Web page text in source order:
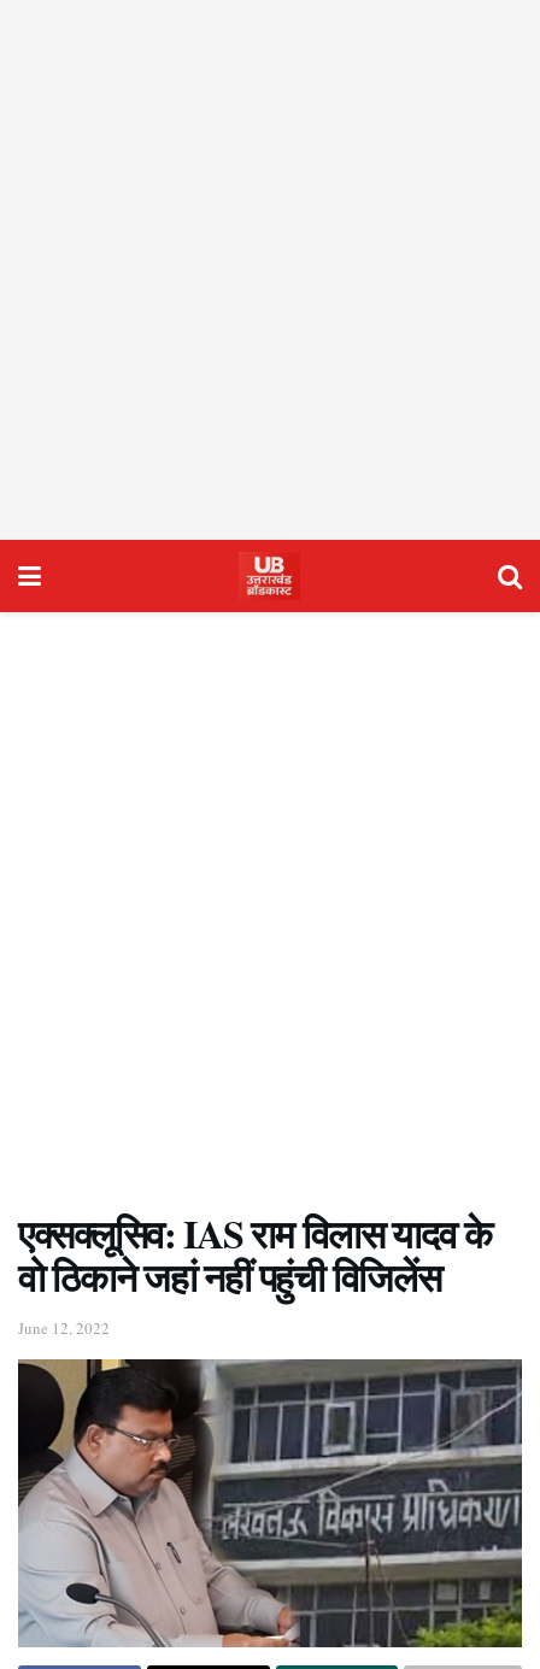
एक्सक्लूसिव: IAS राम विलास यादव के
वो ठिकाने जहां नहीं पहुंची विजिलेंस
June 12, 2022